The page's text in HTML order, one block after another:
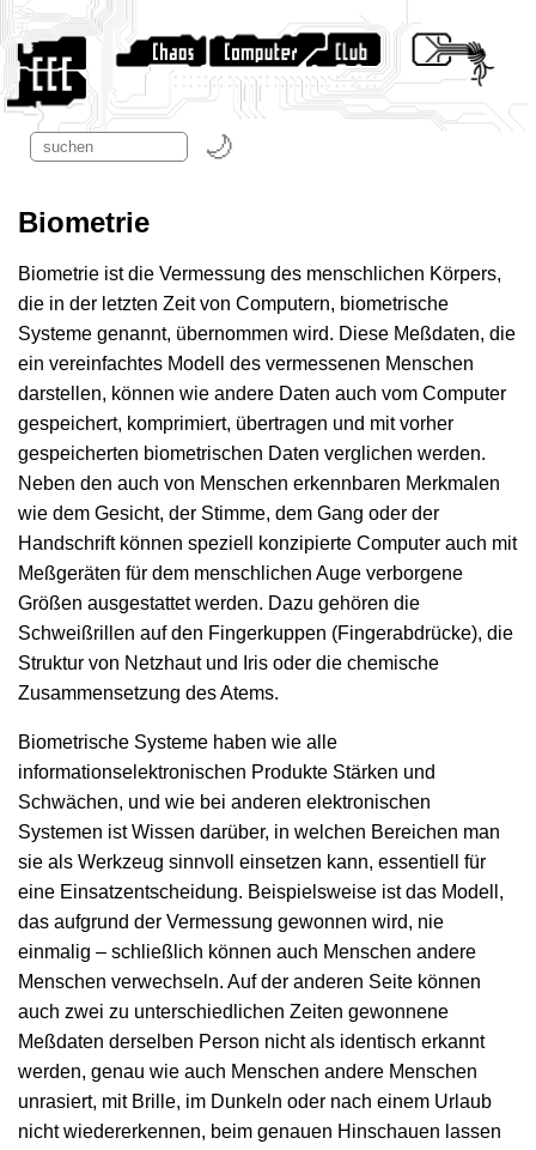
Biometrie
Biometrie ist die Vermessung des menschlichen Körpers,
die in der letzten Zeit von Computern, biometrische
Systeme genannt, übernommen wird. Diese Meßdaten, die
ein vereinfachtes Modell des vermessenen Menschen
darstellen, können wie andere Daten auch vom Computer
gespeichert, komprimiert, übertragen und mit vorher
gespeicherten biometrischen Daten verglichen werden.
Neben den auch von Menschen erkennbaren Merkmalen
wie dem Gesicht, der Stimme, dem Gang oder der
Handschrift können speziell konzipierte Computer auch mit
Meßgeräten für dem menschlichen Auge verborgene
Größen ausgestattet werden. Dazu gehören die
Schweißrillen auf den Fingerkuppen (Fingerabdrücke), die
Struktur von Netzhaut und Iris oder die chemische
Zusammensetzung des Atems.
Biometrische Systeme haben wie alle
informationselektronischen Produkte Stärken und
Schwächen, und wie bei anderen elektronischen
Systemen ist Wissen darüber, in welchen Bereichen man
sie als Werkzeug sinnvoll einsetzen kann, essentiell für
eine Einsatzentscheidung. Beispielsweise ist das Modell,
das aufgrund der Vermessung gewonnen wird, nie
einmalig – schließlich können auch Menschen andere
Menschen verwechseln. Auf der anderen Seite können
auch zwei zu unterschiedlichen Zeiten gewonnene
Meßdaten derselben Person nicht als identisch erkannt
werden, genau wie auch Menschen andere Menschen
unrasiert, mit Brille, im Dunkeln oder nach einem Urlaub
nicht wiedererkennen, beim genauen Hinschauen lassen